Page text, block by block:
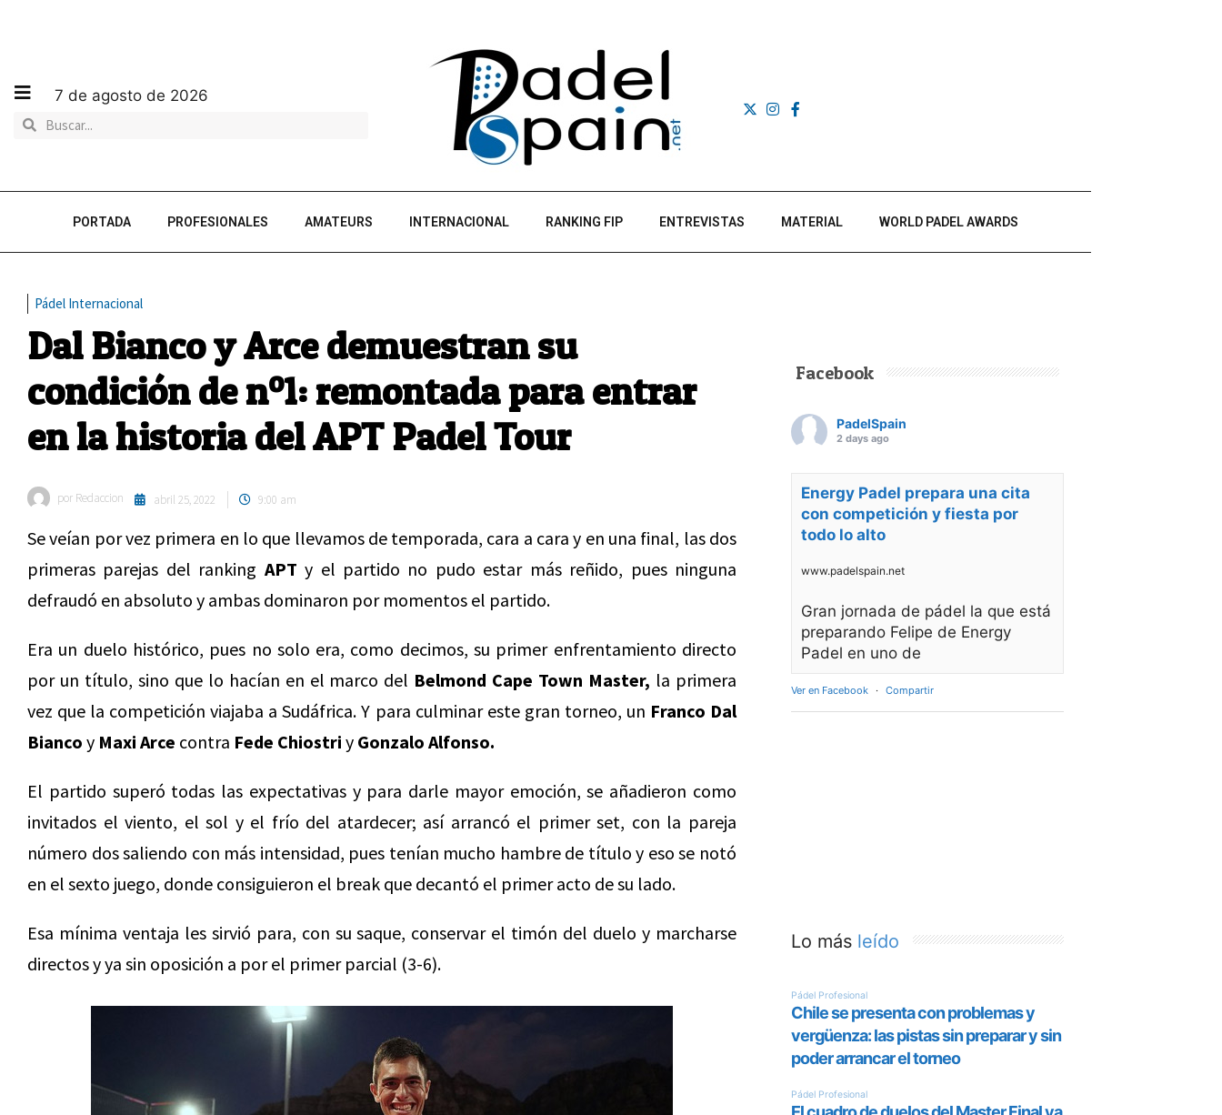
7 de agosto de 2026
PORTADA PROFESIONALES AMATEURS INTERNACIONAL RANKING FIP ENTREVISTAS MATERIAL WORLD PADEL AWARDS
Pádel Internacional
Dal Bianco y Arce demuestran su
condición de nº1: remontada para entrar
en la historia del APT Padel Tour
por Redaccion abril 25, 2022 9:00 am
Se veían por vez primera en lo que llevamos de temporada, cara a cara y en una final, las dos
primeras parejas del ranking APT y el partido no pudo estar más reñido, pues ninguna
defraudó en absoluto y ambas dominaron por momentos el partido.
Era un duelo histórico, pues no solo era, como decimos, su primer enfrentamiento directo
por un título, sino que lo hacían en el marco del Belmond Cape Town Master, la primera
vez que la competición viajaba a Sudáfrica. Y para culminar este gran torneo, un Franco Dal
Bianco y Maxi Arce contra Fede Chiostri y Gonzalo Alfonso.
El partido superó todas las expectativas y para darle mayor emoción, se añadieron como
invitados el viento, el sol y el frío del atardecer; así arrancó el primer set, con la pareja
número dos saliendo con más intensidad, pues tenían mucho hambre de título y eso se notó
en el sexto juego, donde consiguieron el break que decantó el primer acto de su lado.
Esa mínima ventaja les sirvió para, con su saque, conservar el timón del duelo y marcharse
directos y ya sin oposición a por el primer parcial (3-6).
Facebook
PadelSpain
2 days ago
Energy Padel prepara una cita
con competición y fiesta por
todo lo alto
www.padelspain.net
Gran jornada de pádel la que está
preparando Felipe de Energy
Padel en uno de
Ver en Facebook · Compartir
Lo más leído